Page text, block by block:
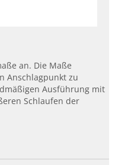
an. Die Maße
Anschlagpunkt zu
Ausführung mit
Schlaufen der